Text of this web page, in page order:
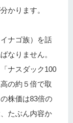
かります。
ナゴ族）を話
なりません。
ナスダック100
の約５倍で取
株価は83倍の
たぶん内容か